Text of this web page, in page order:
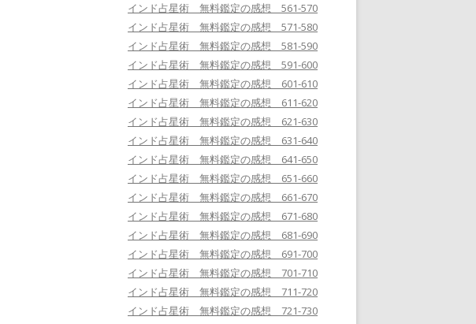
インド占星術 無料鑑定の感想 561-570
インド占星術 無料鑑定の感想 571-580
インド占星術 無料鑑定の感想 581-590
インド占星術 無料鑑定の感想 591-600
インド占星術 無料鑑定の感想 601-610
インド占星術 無料鑑定の感想 611-620
インド占星術 無料鑑定の感想 621-630
インド占星術 無料鑑定の感想 631-640
インド占星術 無料鑑定の感想 641-650
インド占星術 無料鑑定の感想 651-660
インド占星術 無料鑑定の感想 661-670
インド占星術 無料鑑定の感想 671-680
インド占星術 無料鑑定の感想 681-690
インド占星術 無料鑑定の感想 691-700
インド占星術 無料鑑定の感想 701-710
インド占星術 無料鑑定の感想 711-720
インド占星術 無料鑑定の感想 721-730